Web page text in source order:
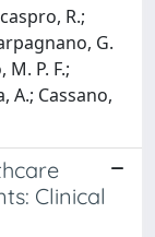
R.;
G.
P. F.;
A.; Cassano,
Clinical